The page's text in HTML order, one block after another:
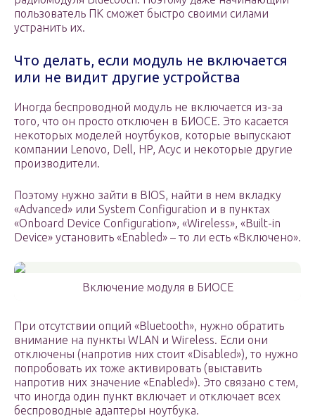
пользователь ПК сможет быстро своими силами
устранить их.
Что делать, если модуль не включается
или не видит другие устройства
Иногда беспроводной модуль не включается из-за
того, что он просто отключен в БИОСЕ. Это касается
некоторых моделей ноутбуков, которые выпускают
компании Lenovo, Dell, HP, Асус и некоторые другие
производители.
Поэтому нужно зайти в BIOS, найти в нем вкладку
«Advanced» или System Configuration и в пунктах
«Onboard Device Configuration», «Wireless», «Built-in
Device» установить «Enabled» – то ли есть «Включено».
Включение модуля в БИОСЕ
При отсутствии опций «Bluetooth», нужно обратить
внимание на пункты WLAN и Wireless. Если они
отключены (напротив них стоит «Disabled»), то нужно
попробовать их тоже активировать (выставить
напротив них значение «Enabled»). Это связано с тем,
что иногда один пункт включает и отключает всех
беспроводные адаптеры ноутбука.